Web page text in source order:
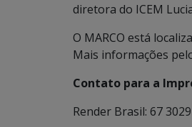
diretora do ICEM
O MARCO está
Mais informações
Contato para a
Render Brasil: 67